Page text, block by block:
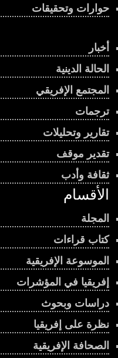
00:03:45
00:00:56
00:01:07
إيكواس …
حكاية الكرم
إفريقيا بين
00:01:11
حوارات وتحقيقات
أخبار
الحالة الدينية
المجتمع الإفريقي
ترجمات
تقارير وتحليلات
تقدير موقف
ثقافة وأدب
الأقسام
المجلة
كتاب قراءات
الموسوعة الإفريقية
إفريقيا في المؤشرات
دراسات وبحوث
نظرة على إفريقيا
الصحافة الإفريقية